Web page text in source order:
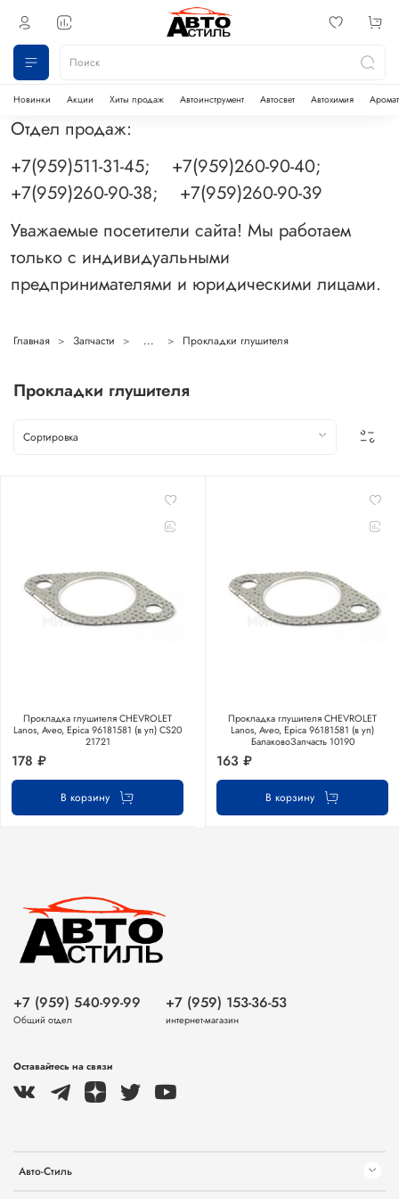
Новинки Акции Хиты продаж Автоинструмент Автосвет Автохимия
Отдел продаж:
+7(959)511-31-45; +7(959)260-90-40;
+7(959)260-90-38; +7(959)260-90-39
Уважаемые посетители сайта! Мы работаем
только с индивидуальными
предпринимателями и юридическими лицами.
Главная Запчасти ... Прокладки глушителя
Прокладки глушителя
Прокладка глушителя CHEVROLET
Lanos, Aveo, Epica 96181581 (в уп) CS20
21721
178 ₽
В корзину
Прокладка глушителя CHEVROLET
Lanos, Aveo, Epica 96181581 (в уп)
БалаковоЗапчасть 10190
163 ₽
В корзину
Авто-Стиль
+7 (959) 540-99-99
Общий отдел
+7 (959) 153-36-53
интернет-магазин
Оставайтесь на связи